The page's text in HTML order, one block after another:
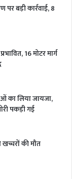
बड़ी कार्रवाई, 8
16 मोटर मार्ग
का लिया जायजा,
पकड़ी गई
की मौत